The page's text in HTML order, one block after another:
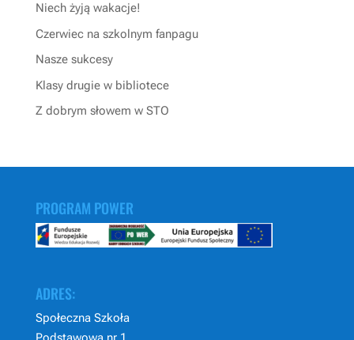
Niech żyją wakacje!
Czerwiec na szkolnym fanpagu
Nasze sukcesy
Klasy drugie w bibliotece
Z dobrym słowem w STO
PROGRAM POWER
ADRES:
Społeczna Szkoła